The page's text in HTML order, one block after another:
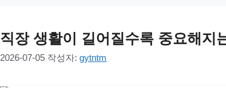
직장 생활이 길어질수록 중요해지
2026-07-05 작성자: gytntm